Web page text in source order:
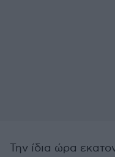
Την ίδια ώρα